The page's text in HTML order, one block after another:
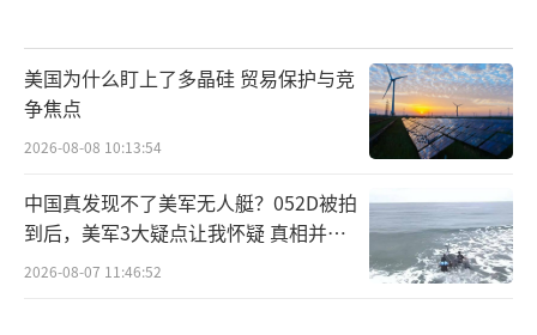
美国为什么盯上了多晶硅 贸易保护与竞
争焦点
2026-08-08 10:13:54
中国真发现不了美军无人艇？052D被拍
到后，美军3大疑点让我怀疑 真相并非
如此
2026-08-07 11:46:52